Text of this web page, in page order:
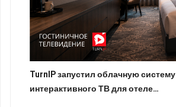
TurnIP запустил облачную систему
интерактивного ТВ для отеле…